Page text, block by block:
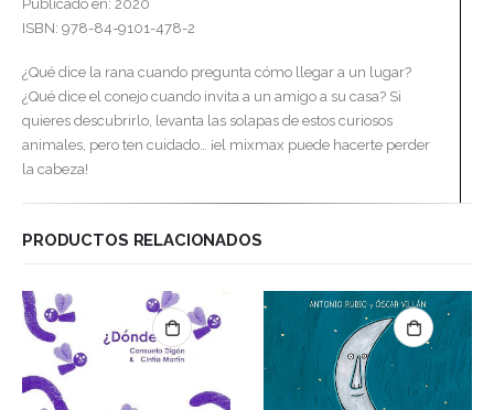
Publicado en: 2020
ISBN: 978-84-9101-478-2
¿Qué dice la rana cuando pregunta cómo llegar a un lugar?
¿Qué dice el conejo cuando invita a un amigo a su casa? Si
quieres descubrirlo, levanta las solapas de estos curiosos
animales, pero ten cuidado… ¡el mixmax puede hacerte perder
la cabeza!
PRODUCTOS RELACIONADOS